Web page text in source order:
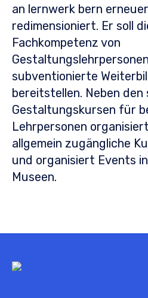
an lernwerk bern
redimensioniert. Er soll
Fachkompetenz von
subventionierte
bereitstellen. Neben
Gestaltungskursen für
Lehrpersonen
allgemein zugängliche
und organisiert Events
Museen.